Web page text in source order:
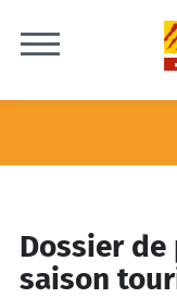
Dossier de
saison